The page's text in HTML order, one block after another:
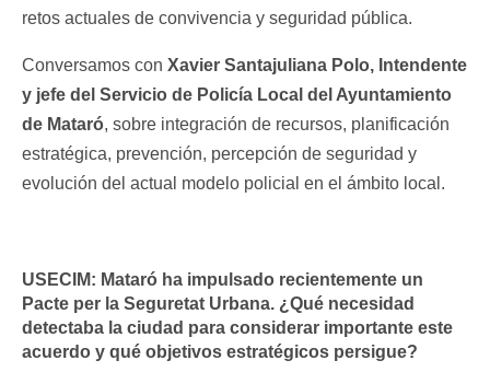
retos actuales de convivencia y seguridad pública.
Conversamos con Xavier Santajuliana Polo, Intendente
y jefe del Servicio de Policía Local del Ayuntamiento
de Mataró, sobre integración de recursos, planificación
estratégica, prevención, percepción de seguridad y
evolución del actual modelo policial en el ámbito local.
USECIM: Mataró ha impulsado recientemente un
Pacte per la Seguretat Urbana. ¿Qué necesidad
detectaba la ciudad para considerar importante este
acuerdo y qué objetivos estratégicos persigue?